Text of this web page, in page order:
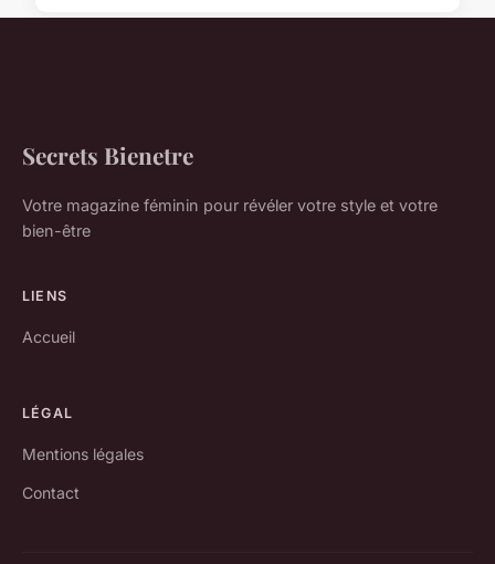
Secrets Bienetre
Votre magazine féminin pour révéler votre style et votre
bien-être
LIENS
Accueil
LÉGAL
Mentions légales
Contact